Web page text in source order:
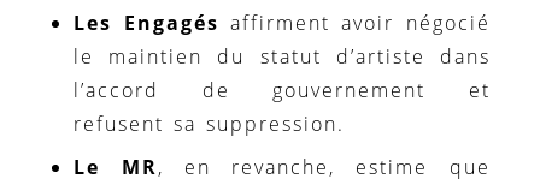
Les Engagés affirment avoir négocié
le maintien du statut d’artiste dans
l’accord de gouvernement et
refusent sa suppression.
Le MR, en revanche, estime que